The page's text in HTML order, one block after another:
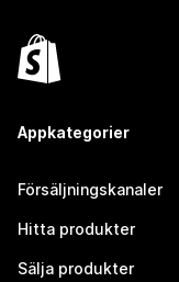
Appkategorier
Försäljningskanaler
Hitta produkter
Sälja produkter